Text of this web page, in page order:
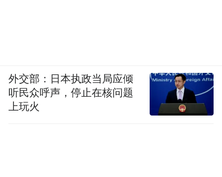
外交部：日本执政当局应倾
听民众呼声，停止在核问题
上玩火